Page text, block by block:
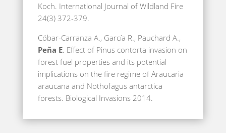
Koch. International Journal of Wildland Fire
24(3) 372-379.
Cóbar-Carranza A., García R., Pauchard A.,
Peña E. Effect of Pinus contorta invasion on
forest fuel properties and its potential
implications on the fire regime of Araucaria
araucana and Nothofagus antarctica
forests. Biological Invasions 2014.